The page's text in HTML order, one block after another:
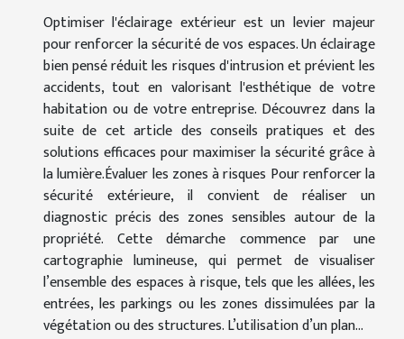
Optimiser l'éclairage extérieur est un levier majeur
pour renforcer la sécurité de vos espaces. Un éclairage
bien pensé réduit les risques d'intrusion et prévient les
accidents, tout en valorisant l'esthétique de votre
habitation ou de votre entreprise. Découvrez dans la
suite de cet article des conseils pratiques et des
solutions efficaces pour maximiser la sécurité grâce à
la lumière.Évaluer les zones à risques Pour renforcer la
sécurité extérieure, il convient de réaliser un
diagnostic précis des zones sensibles autour de la
propriété. Cette démarche commence par une
cartographie lumineuse, qui permet de visualiser
l’ensemble des espaces à risque, tels que les allées, les
entrées, les parkings ou les zones dissimulées par la
végétation ou des structures. L’utilisation d’un plan...